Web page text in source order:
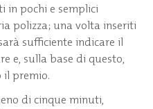
in pochi e semplici
polizza; una volta inseriti
sufficiente indicare il
e, sulla base di questo,
il premio.
di cinque minuti,